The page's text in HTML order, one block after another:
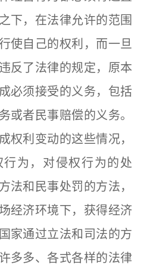
下，在法律允许的范围
使自己的权利，而一旦
反了法律的规定，原本
必须接受的义务，包括
或者民事赔偿的义务。
权利变动的这些情况，
为，对侵权行为的处
法和民事处罚的方法，
经济环境下，获得经济
家通过立法和司法的方
多多、各式各样的法律